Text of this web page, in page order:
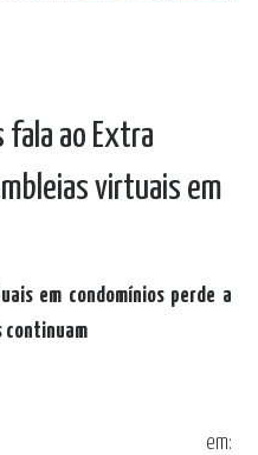
fala ao Extra
virtuais em
em condomínios perde a
continuam
em: